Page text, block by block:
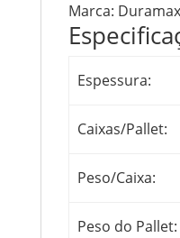
Marca: Duramax
Espessura:
Caixas/Pallet:
Peso/Caixa:
Peso do Pallet: